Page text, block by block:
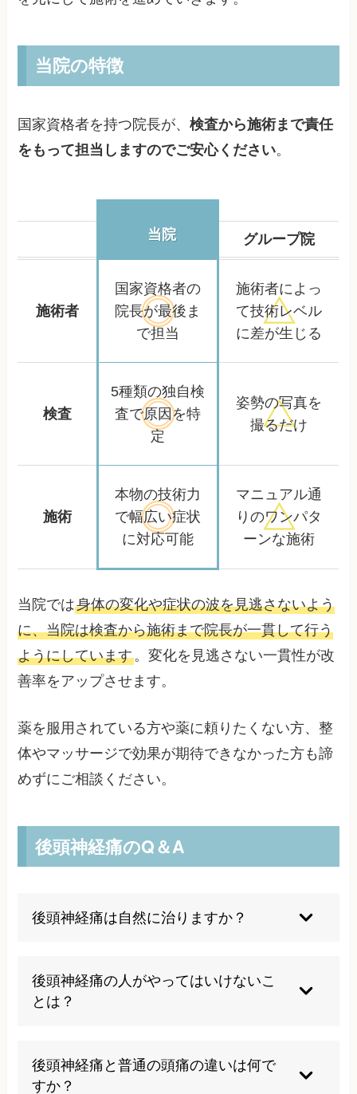
当院の特徴
国家資格者を持つ院長が、検査から施術まで責任
をもって担当しますのでご安心ください。
当院 グループ院
施術者
国家資格者の
院長が最後ま
で担当
施術者によっ
て技術レベル
に差が生じる
検査
5種類の独自検
査で原因を特
定
姿勢の写真を
撮るだけ
施術
本物の技術力
で幅広い症状
に対応可能
マニュアル通
りのワンパタ
ーンな施術
当院では身体の変化や症状の波を見逃さないよう
に、当院は検査から施術まで院長が一貫して行う
ようにしています。変化を見逃さない一貫性が改
善率をアップさせます。
薬を服用されている方や薬に頼りたくない方、整
体やマッサージで効果が期待できなかった方も諦
めずにご相談ください。
後頭神経痛のQ＆A
後頭神経痛は自然に治りますか？
もありますが、根本的な原因が解決されない限り
再発しやすく症状が慢性化する可能性もあるため
後頭神経痛の人がやってはいけないこ
とは？
や肩に負担をかける姿勢を避け、温めたりマッサ
ージを行うと血管拡張が促進され痛みが悪化する
後頭神経痛と普通の頭痛の違いは何で
すか？